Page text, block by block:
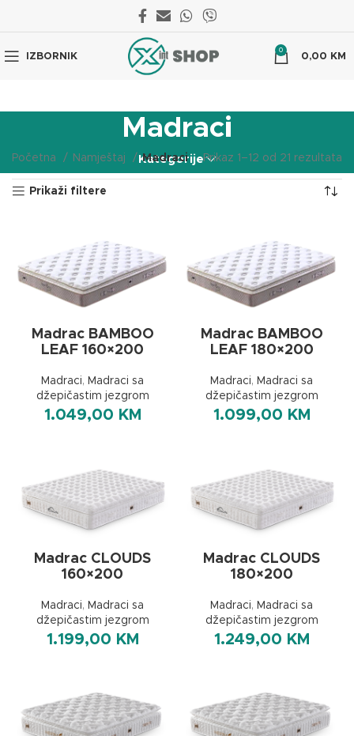
IZBORNIK
0
0,00 KM
Madraci
Kategorije
Početna Namještaj Madraci Prikaz 1–12 od 21 rezultata
Prikaži filtere
Madrac BAMBOO
LEAF 160×200
Madraci, Madraci sa
džepičastim jezgrom
1.049,00 KM
Madrac BAMBOO
LEAF 180×200
Madraci, Madraci sa
džepičastim jezgrom
1.099,00 KM
Madrac CLOUDS
160×200
Madraci, Madraci sa
džepičastim jezgrom
1.199,00 KM
Madrac CLOUDS
180×200
Madraci, Madraci sa
džepičastim jezgrom
1.249,00 KM